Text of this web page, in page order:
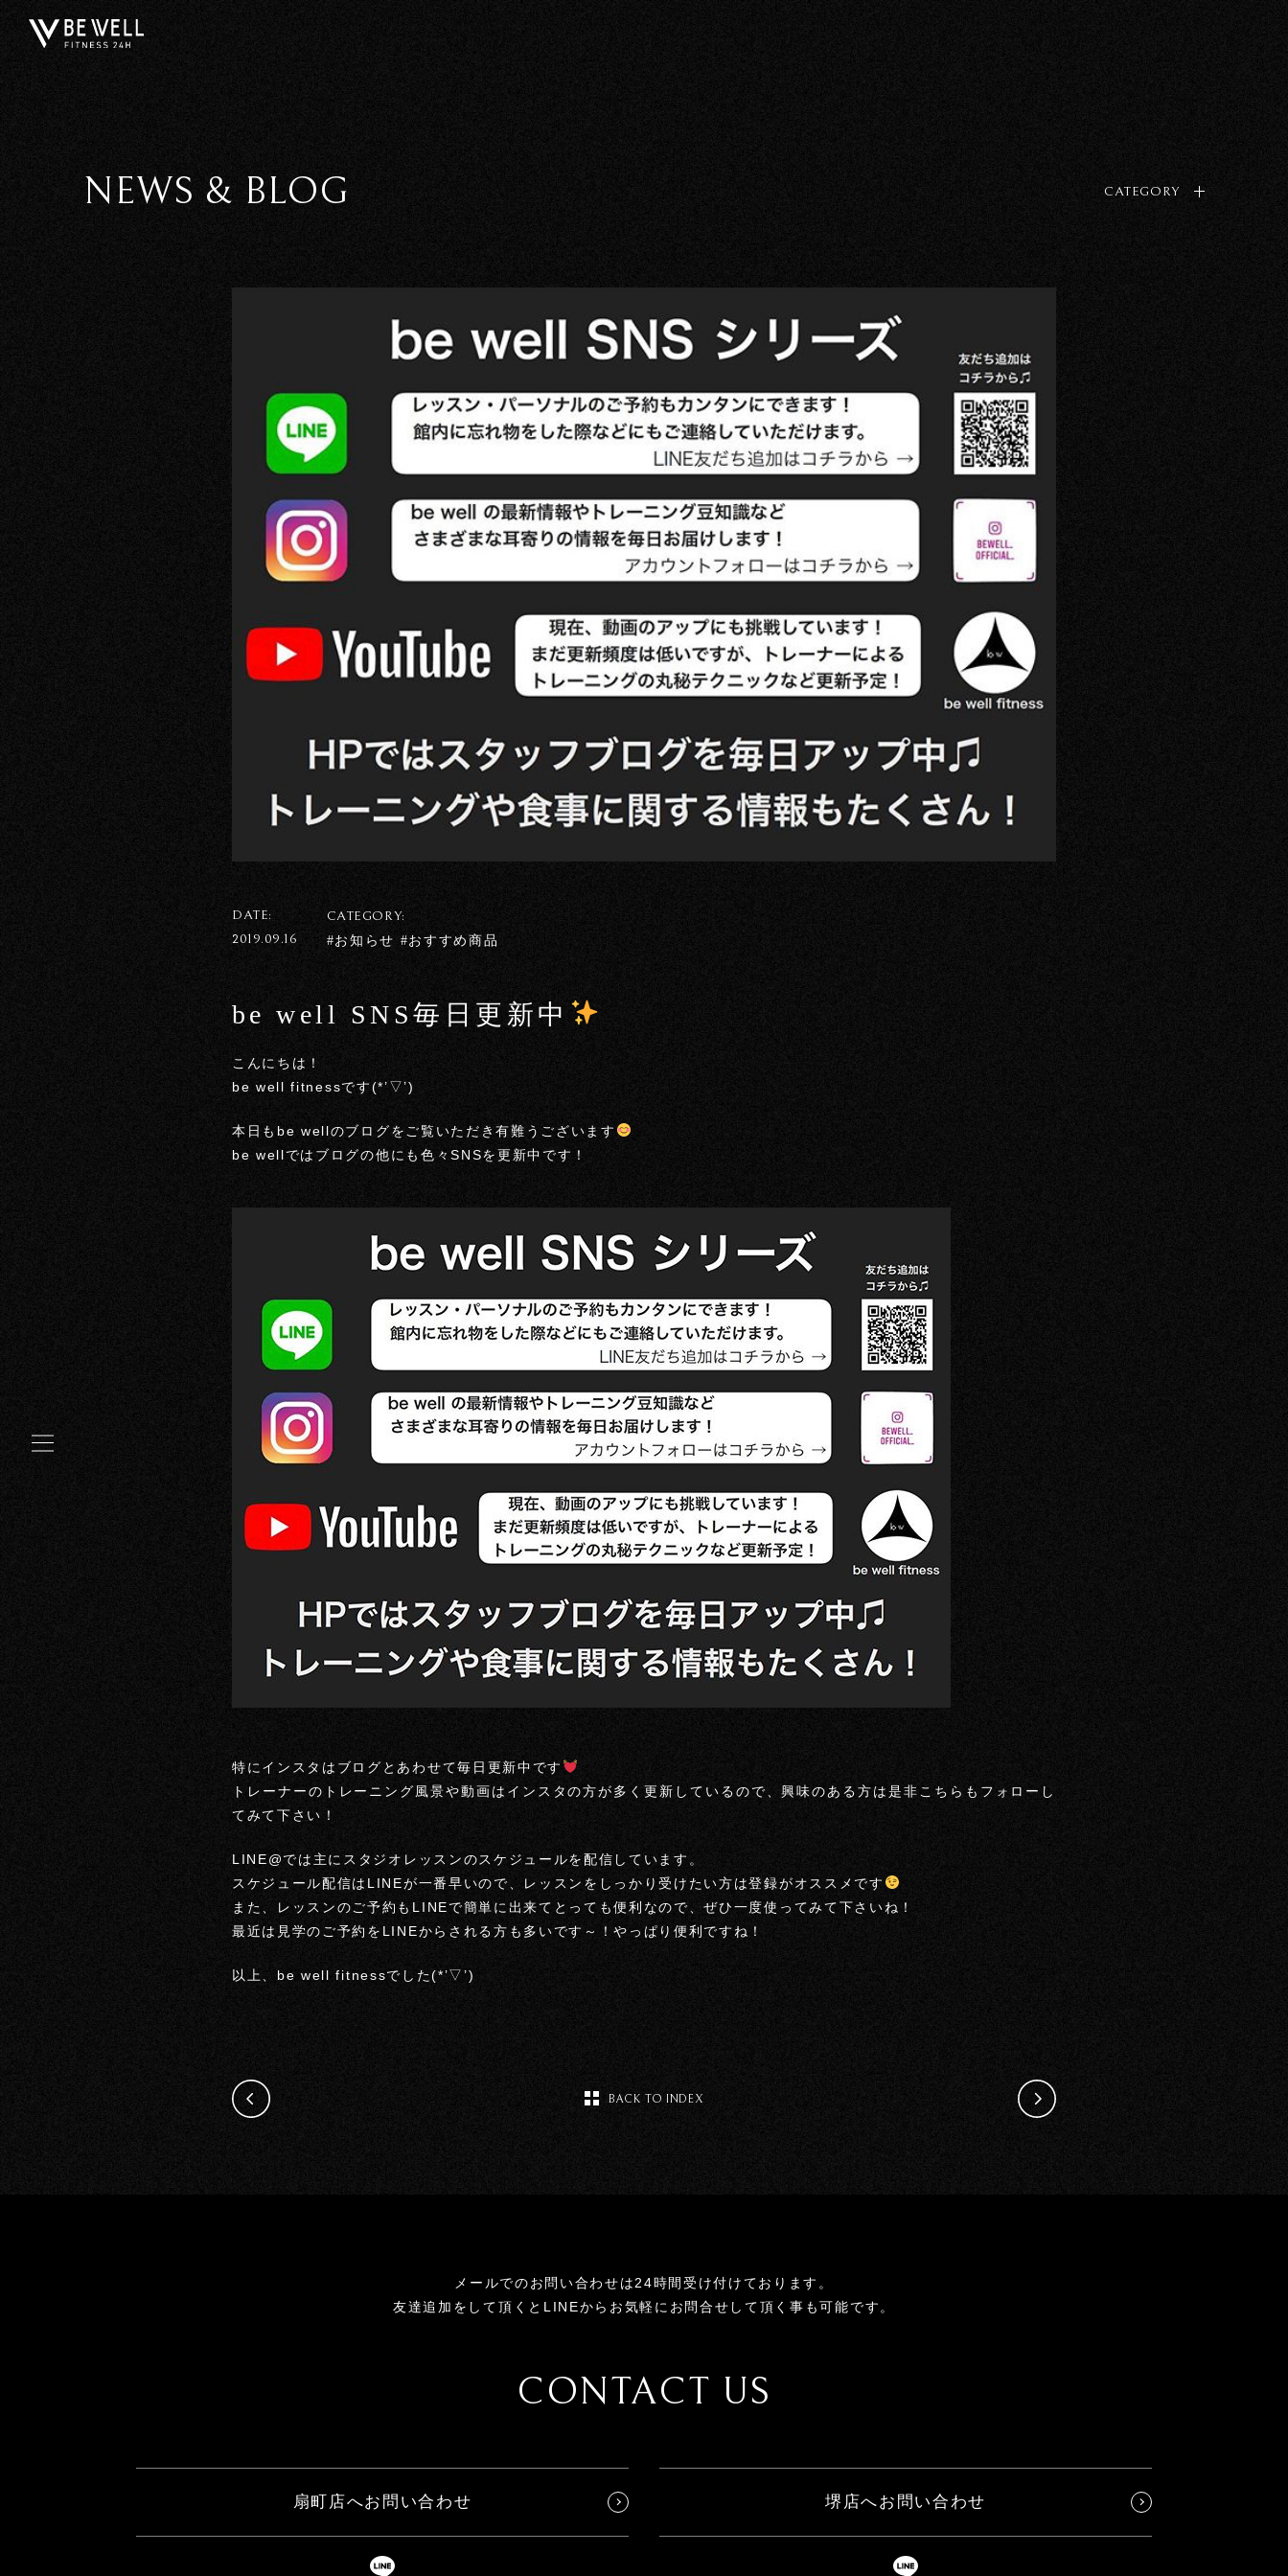
NEWS & BLOG CATEGORY
DATE:
2019.09.16
CATEGORY:
#お知らせ #おすすめ商品
be well SNS毎日更新中
こんにちは！
be well fitnessです(*’▽’)
本日もbe wellのブログをご覧いただき有難うございます
be wellではブログの他にも色々SNSを更新中です！
特にインスタはブログとあわせて毎日更新中です
トレーナーのトレーニング風景や動画はインスタの方が多く更新しているので、興味のある方は是非こちらもフォローし
てみて下さい！
LINE@では主にスタジオレッスンのスケジュールを配信しています。
スケジュール配信はLINEが一番早いので、レッスンをしっかり受けたい方は登録がオススメです
また、レッスンのご予約もLINEで簡単に出来てとっても便利なので、ぜひ一度使ってみて下さいね！
最近は見学のご予約をLINEからされる方も多いです～！やっぱり便利ですね！
以上、be well fitnessでした(*’▽’)
BACK TO INDEX
メールでのお問い合わせは24時間受け付けております。
友達追加をして頂くとLINEからお気軽にお問合せして頂く事も可能です。
CONTACT US
扇町店へお問い合わせ 堺店へお問い合わせ